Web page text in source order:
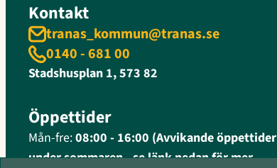
Kontakt
tranas_kommun@tranas.se
0140 - 681 00
Stadshusplan 1, 573 82
Öppettider
Mån-fre:08:00 - 16:00 (Avvikande öppettider
under sommaren - se länk nedan för mer